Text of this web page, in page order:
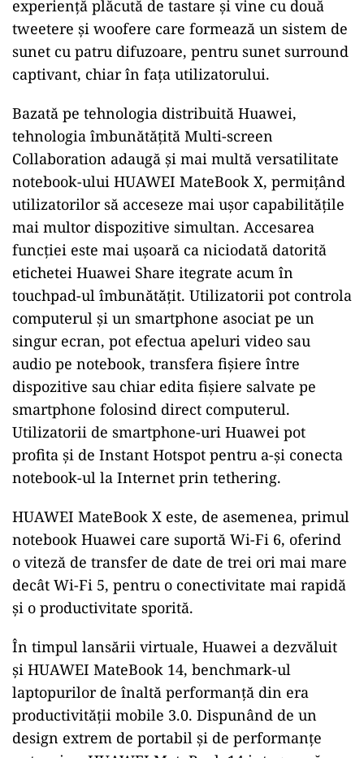
experiență plăcută de tastare și vine cu două
tweetere și woofere care formează un sistem de
sunet cu patru difuzoare, pentru sunet surround
captivant, chiar în fața utilizatorului.
Bazată pe tehnologia distribuită Huawei,
tehnologia îmbunătățită Multi-screen
Collaboration adaugă și mai multă versatilitate
notebook-ului HUAWEI MateBook X, permițând
utilizatorilor să acceseze mai ușor capabilitățile
mai multor dispozitive simultan. Accesarea
funcției este mai ușoară ca niciodată datorită
etichetei Huawei Share itegrate acum în
touchpad-ul îmbunătățit. Utilizatorii pot controla
computerul și un smartphone asociat pe un
singur ecran, pot efectua apeluri video sau
audio pe notebook, transfera fișiere între
dispozitive sau chiar edita fișiere salvate pe
smartphone folosind direct computerul.
Utilizatorii de smartphone-uri Huawei pot
profita și de Instant Hotspot pentru a-și conecta
notebook-ul la Internet prin tethering.
HUAWEI MateBook X este, de asemenea, primul
notebook Huawei care suportă Wi-Fi 6, oferind
o viteză de transfer de date de trei ori mai mare
decât Wi-Fi 5, pentru o conectivitate mai rapidă
și o productivitate sporită.
În timpul lansării virtuale, Huawei a dezvăluit
și HUAWEI MateBook 14, benchmark-ul
laptopurilor de înaltă performanță din era
productivității mobile 3.0. Dispunând de un
design extrem de portabil și de performanțe